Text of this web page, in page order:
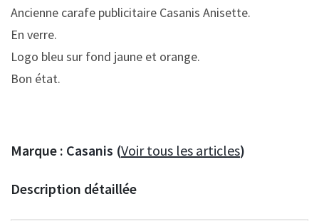
Ancienne carafe publicitaire Casanis Anisette.
En verre.
Logo bleu sur fond jaune et orange.
Bon état.
Marque : Casanis (Voir tous les articles)
Description détaillée